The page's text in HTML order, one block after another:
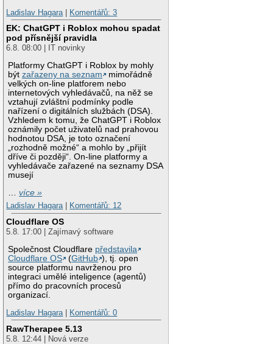
Ladislav Hagara
Komentářů: 3
EK: ChatGPT i Roblox mohou spadat
pod přísnější pravidla
6.8. 08:00 | IT novinky
Platformy ChatGPT i Roblox by mohly
býtzařazeny na seznam
mimořádně
velkých on-line platforem nebo
internetových vyhledávačů, na něž se
vztahují zvláštní podmínky podle
nařízení o digitálních službách (DSA).
Vzhledem k tomu, že ChatGPT i Roblox
oznámily počet uživatelů nad prahovou
hodnotou DSA, je toto označení
„rozhodně možné“ a mohlo by „přijít
dříve či později“. On-line platformy a
vyhledávače zařazené na seznamy DSA
musejí
…více »
Ladislav Hagara| Komentářů: 12
Cloudflare OS
5.8. 17:00 | Zajímavý software
Společnost Cloudflare představila
Cloudflare OS
(GitHub ), tj. open
source platformu navrženou pro
integraci umělé inteligence (agentů)
přímo do pracovních procesů
organizací.
Ladislav Hagara| Komentářů: 0
RawTherapee 5.13
5.8. 12:44 | Nová verze